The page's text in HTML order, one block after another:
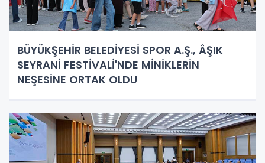
BÜYÜKŞEHİR BELEDİYESİ SPOR A.Ş., ÂŞIK
SEYRANİ FESTİVALİ'NDE MİNİKLERİN
NEŞESİNE ORTAK OLDU